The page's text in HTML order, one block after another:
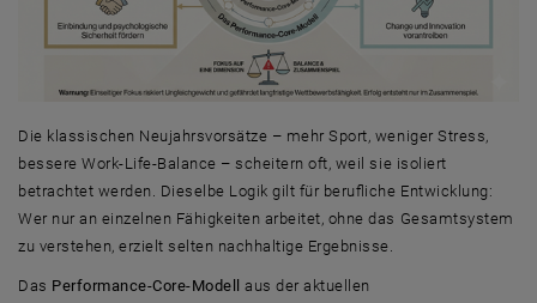
Die klassischen Neujahrsvorsätze – mehr Sport, weniger Stress,
bessere Work-Life-Balance – scheitern oft, weil sie isoliert
betrachtet werden. Dieselbe Logik gilt für berufliche Entwicklung:
Wer nur an einzelnen Fähigkeiten arbeitet, ohne das Gesamtsystem
zu verstehen, erzielt selten nachhaltige Ergebnisse.
Das Performance-Core-Modell
aus der aktuellen